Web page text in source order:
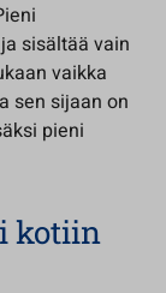
sisältää vain
vaikka
sen sijaan on
pieni
kotiin